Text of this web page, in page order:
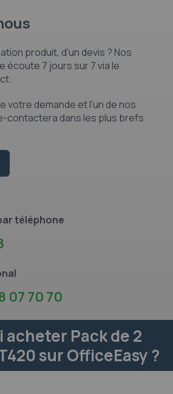
produit, d'un devis ? Nos
écoute 7 jours sur 7 via le
votre demande et l'un de nos
contactera dans les plus brefs
téléphone
07 70 70
acheter Pack de 2
sur OfficeEasy ?